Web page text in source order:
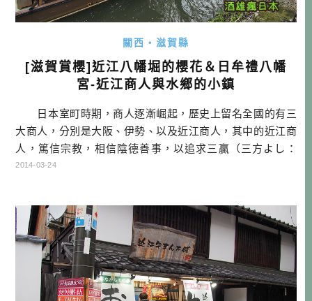
關西・滋賀縣
[滋賀賞櫻]近江八幡堀的櫻花＆日牟禮八幡
宮-近江商人與水鄉的小鎮
日本室町時期，商人逐漸崛起，歷史上留名全國的有三
大商人，分別是大阪、伊勢、以及近江商人，其中的近江商
人，篤信宗教，相信陰德善事，以追求三贏（三方よし：
「売り手よし、買い手よし、世間よし」）為商業準則，不
是以近江為據點，發展商業。八幡宮便是他們信仰的中心。
近江八幡原 […]…
2014-03-24